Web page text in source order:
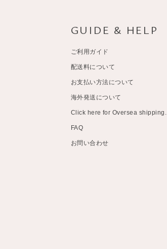
GUIDE & HELP
ご利用ガイド
配送料について
お支払い方法について
海外発送について
Click here for Oversea shipping.
FAQ
お問い合わせ